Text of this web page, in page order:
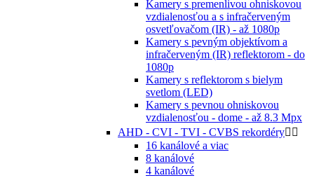
Kamery s premenlivou ohniskovou
vzdialenosťou a s infračerveným
osvetľovačom (IR) - až 1080p
Kamery s pevným objektívom a
infračerveným (IR) reflektorom - do
1080p
Kamery s reflektorom s bielym
svetlom (LED)
Kamery s pevnou ohniskovou
vzdialenosťou - dome - až 8.3 Mpx
AHD - CVI - TVI - CVBS rekordéry 
16 kanálové a viac
8 kanálové
4 kanálové